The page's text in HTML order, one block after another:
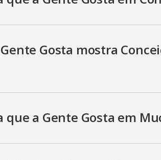
V
i
d
Gosta mostra
que a Gente Gosta em